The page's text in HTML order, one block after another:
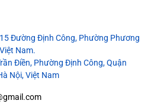
Đường Định Công, Phường Phương
Nam.
Điền, Phường Định Công, Quận
Nội, Việt Nam